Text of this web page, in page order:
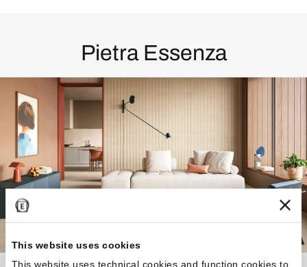
This website uses cookies
This website uses technical cookies and function cookies to
Pietra Essenza